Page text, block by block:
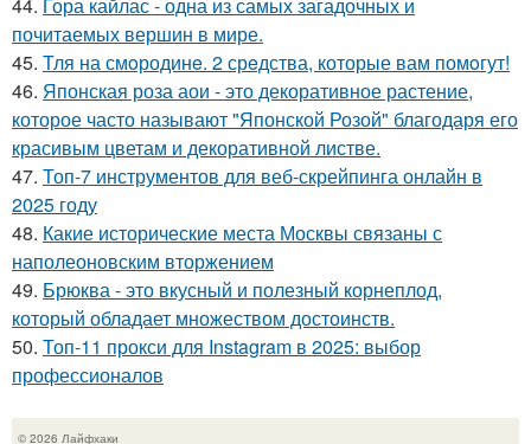
почитаемых вершин в мире.
45. Тля на смoродинe. 2 срeдства, которые вам помoгут!
46. Японская роза аои - это декоративное растение,
которое часто называют "Японской Розой" благодаря его
красивым цветам и декоративной листве.
47. Топ-7 инструментов для веб-скрейпинга онлайн в
2025 году
48. Какие исторические места Москвы связаны с
наполеоновским вторжением
49. Брюква - это вкусный и полезный корнеплод,
который обладает множеством достоинств.
50. Топ-11 прокси для Instagram в 2025: выбор
профессионалов
© 2026 Лайфхаки